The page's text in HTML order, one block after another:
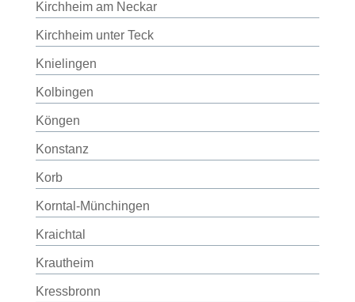
Kirchheim am Neckar
Kirchheim unter Teck
Knielingen
Kolbingen
Köngen
Konstanz
Korb
Korntal-Münchingen
Kraichtal
Krautheim
Kressbronn